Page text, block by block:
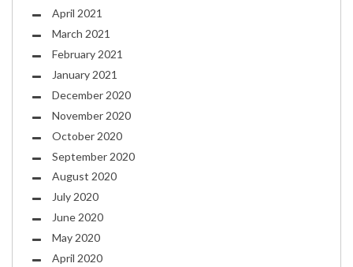
April 2021
March 2021
February 2021
January 2021
December 2020
November 2020
October 2020
September 2020
August 2020
July 2020
June 2020
May 2020
April 2020